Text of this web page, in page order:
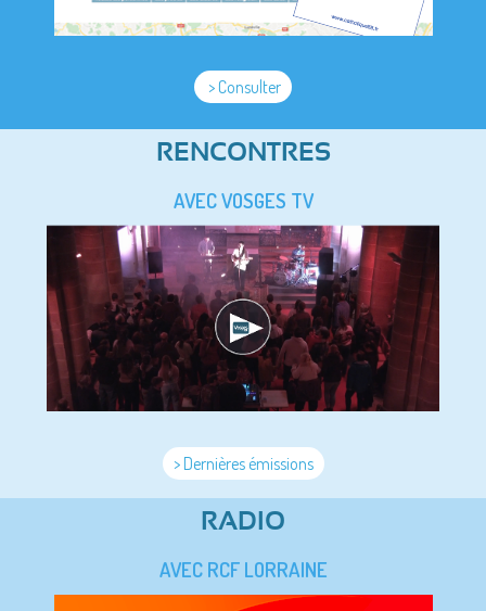
> Consulter
RENCONTRES
AVEC VOSGES TV
> Dernières émissions
RADIO
AVEC RCF LORRAINE